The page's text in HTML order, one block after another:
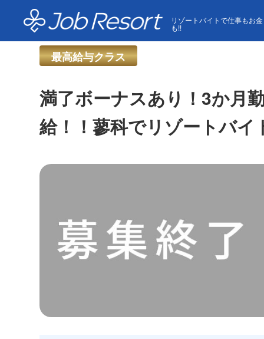
リゾートバイトで仕事もお
も!!
HOME 求人一覧
最高給与クラス
満了ボーナスあり！3か月
給！！蓼科でリゾートバ